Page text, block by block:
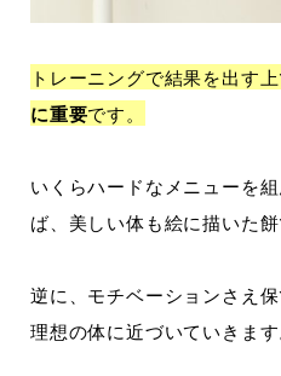
トレーニングで結果を出す上
に重要です。
いくらハードなメニューを
ば、美しい体も絵に描いた
逆に、モチベーションさえ
理想の体に近づいていきます